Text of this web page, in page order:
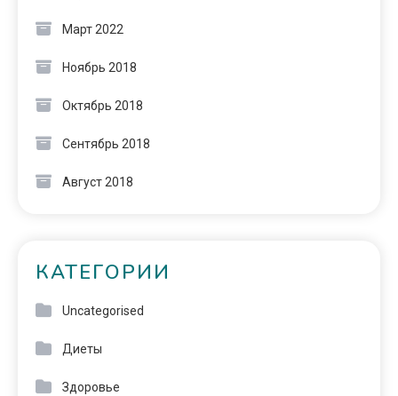
Март 2022
Ноябрь 2018
Октябрь 2018
Сентябрь 2018
Август 2018
КАТЕГОРИИ
Uncategorised
Диеты
Здоровье